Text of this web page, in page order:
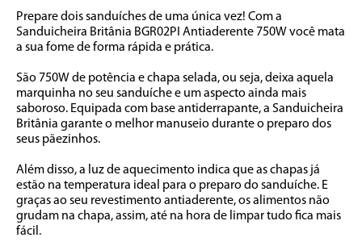
Prepare dois sanduíches de uma única vez! Com a
Sanduicheira Britânia BGR02PI Antiaderente 750W você mata
a sua fome de forma rápida e prática.
São 750W de potência e chapa selada, ou seja, deixa aquela
marquinha no seu sanduíche e um aspecto ainda mais
saboroso. Equipada com base antiderrapante, a Sanduicheira
Britânia garante o melhor manuseio durante o preparo dos
seus pãezinhos.
Além disso, a luz de aquecimento indica que as chapas já
estão na temperatura ideal para o preparo do sanduíche. E
graças ao seu revestimento antiaderente, os alimentos não
grudam na chapa, assim, até na hora de limpar tudo fica mais
fácil.